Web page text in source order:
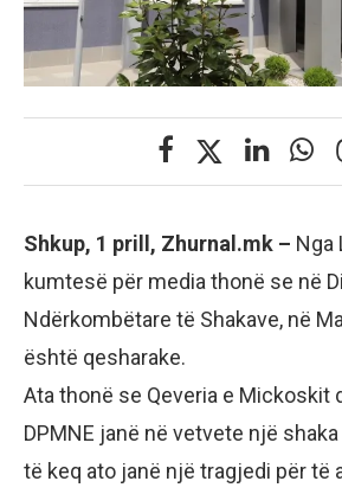
Shkup, 1 prill, Zhurnal.mk – Nga
kumtesë për media thonë se në
Ndërkombëtare të Shakave, në
është qesharake.
Ata thonë se Qeveria e Mickoskit
DPMNE janë në vetvete një
të keq ato janë një tragjedi për të